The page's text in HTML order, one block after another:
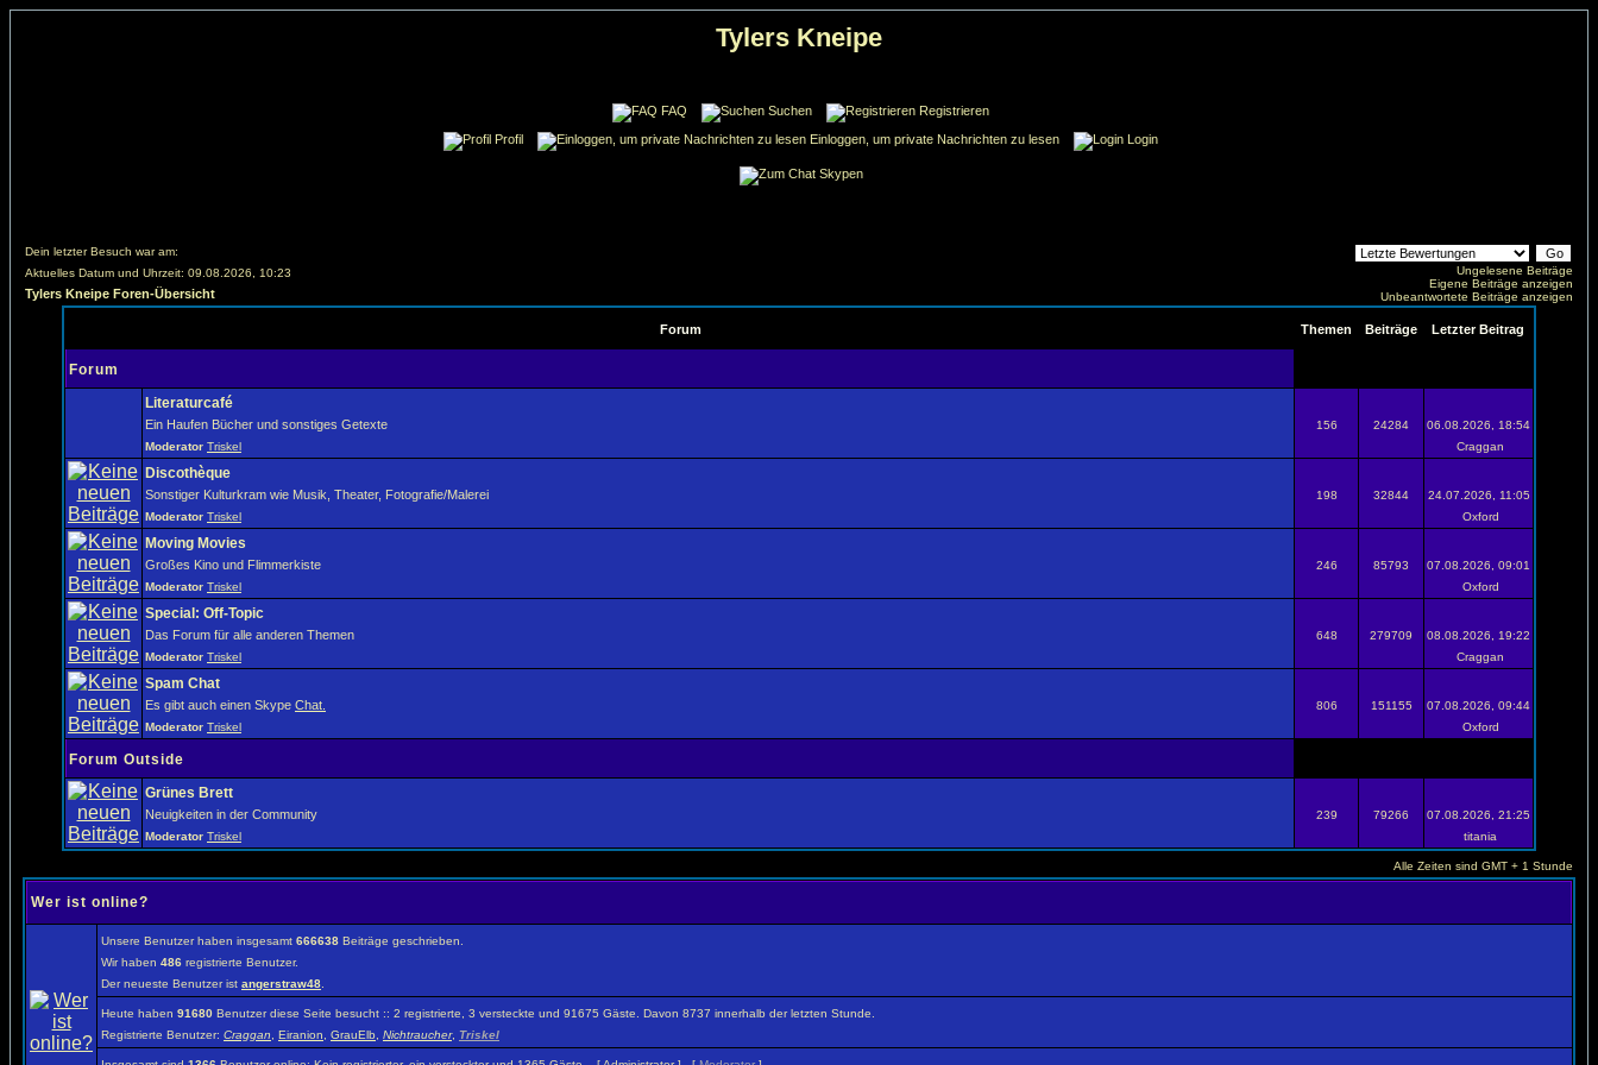
Tylers Kneipe
FAQ Suchen
Registrieren
Profil
Einloggen, um private Nachrichten zu lesen Login
Skypen
Dein letzter Besuch war am:
Aktuelles Datum und Uhrzeit: 09.08.2026, 10:23
Tylers Kneipe Foren-Übersicht
Ungelesene Beiträge
Eigene Beiträge anzeigen
Unbeantwortete Beiträge anzeigen
Forum Themen Beiträge Letzter Beitrag
Forum
Literaturcafé
Ein Haufen Bücher und sonstiges Getexte
Moderator Triskel
156 24284
06.08.2026, 18:54
Craggan
Discothèque
Sonstiger Kulturkram wie Musik, Theater, Fotografie/Malerei
Moderator Triskel
198 32844
24.07.2026, 11:05
Oxford
Moving Movies
Großes Kino und Flimmerkiste
Moderator Triskel
246 85793
07.08.2026, 09:01
Oxford
Special: Off-Topic
Das Forum für alle anderen Themen
Moderator Triskel
648 279709
08.08.2026, 19:22
Craggan
Spam Chat
Es gibt auch einen Skype Chat.
Moderator Triskel
806 151155
07.08.2026, 09:44
Oxford
Forum Outside
Grünes Brett
Neuigkeiten in der Community
Moderator Triskel
239 79266
07.08.2026, 21:25
titania
Alle Zeiten sind GMT + 1 Stunde
Wer ist online?
Unsere Benutzer haben insgesamt 666638 Beiträge geschrieben.
Wir haben 486 registrierte Benutzer.
Der neueste Benutzer ist angerstraw48
Heute haben 91680 Benutzer diese Seite besucht :: 2 registrierte, 3 versteckte und 91675 Gäste. Davon 8737 innerhalb der letzten Stunde.
Registrierte Benutzer: Craggan Eiranion GrauElb Nichtraucher, Triskel